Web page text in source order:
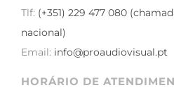
Tlf: (+351) 229 477 080
nacional)
Email: info@proaudiovisual.pt
HORÁRIO DE